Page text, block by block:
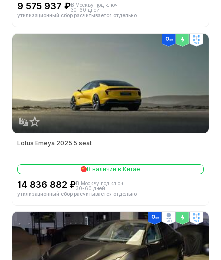
9 575 937 ₽В Москву под ключ
30-60 дней
утилизационный сбор расчитывается отдельно
4wd
Lotus Emeya 2025 5 seat
В наличии в Китае
14 836 882 ₽В Москву под ключ
30-60 дней
утилизационный сбор расчитывается отдельно
ТОП 4 4wd